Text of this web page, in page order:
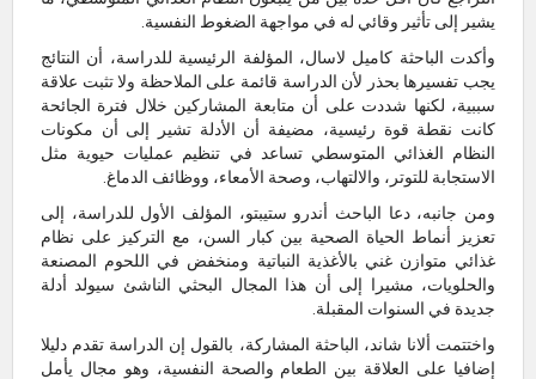
يشير إلى تأثير وقائي له في مواجهة الضغوط النفسية.
وأكدت الباحثة كاميل لاسال، المؤلفة الرئيسية للدراسة، أن النتائج
يجب تفسيرها بحذر لأن الدراسة قائمة على الملاحظة ولا تثبت علاقة
سببية، لكنها شددت على أن متابعة المشاركين خلال فترة الجائحة
كانت نقطة قوة رئيسية، مضيفة أن الأدلة تشير إلى أن مكونات
النظام الغذائي المتوسطي تساعد في تنظيم عمليات حيوية مثل
الاستجابة للتوتر، والالتهاب، وصحة الأمعاء، ووظائف الدماغ.
ومن جانبه، دعا الباحث أندرو ستيبتو، المؤلف الأول للدراسة، إلى
تعزيز أنماط الحياة الصحية بين كبار السن، مع التركيز على نظام
غذائي متوازن غني بالأغذية النباتية ومنخفض في اللحوم المصنعة
والحلويات، مشيرا إلى أن هذا المجال البحثي الناشئ سيولد أدلة
جديدة في السنوات المقبلة.
واختتمت ألانا شاند، الباحثة المشاركة، بالقول إن الدراسة تقدم دليلا
إضافيا على العلاقة بين الطعام والصحة النفسية، وهو مجال يأمل